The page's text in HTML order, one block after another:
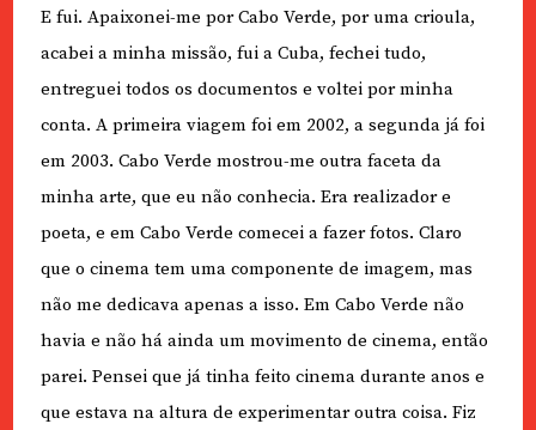
E fui. Apaixonei-me por Cabo Verde, por uma crioula,
acabei a minha missão, fui a Cuba, fechei tudo,
entreguei todos os documentos e voltei por minha
conta. A primeira viagem foi em 2002, a segunda já foi
em 2003. Cabo Verde mostrou-me outra faceta da
minha arte, que eu não conhecia. Era realizador e
poeta, e em Cabo Verde comecei a fazer fotos. Claro
que o cinema tem uma componente de imagem, mas
não me dedicava apenas a isso. Em Cabo Verde não
havia e não há ainda um movimento de cinema, então
parei. Pensei que já tinha feito cinema durante anos e
que estava na altura de experimentar outra coisa. Fiz